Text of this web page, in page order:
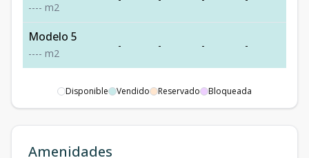
---- m2
Modelo 5
---- m2
- - - -
Disponible Vendido Reservado Bloqueada
Amenidades